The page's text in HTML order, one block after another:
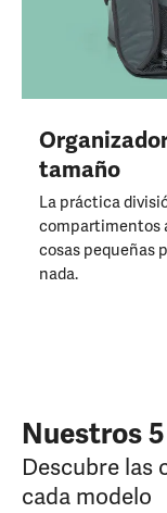
tamaño
La práctica
compartimentos
cosas pequeñas
nada.
Nuestros
Descubre las
cada modelo